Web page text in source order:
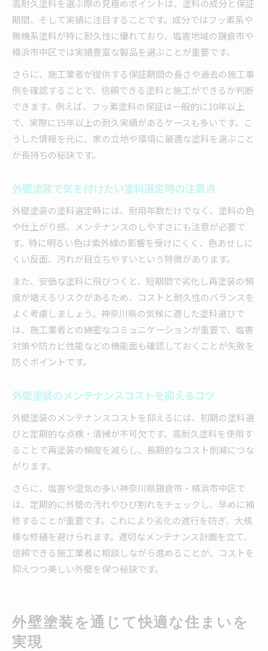
高耐久塗料を選ぶ際の見極めポイントは、塗料の成分と保証
期間、そして実績に注目することです。成分ではフッ素系や
無機系塗料が特に耐久性に優れており、塩害地域の鎌倉市や
横浜市中区では実績豊富な製品を選ぶことが重要です。
さらに、施工業者が提供する保証期間の長さや過去の施工事
例を確認することで、信頼できる塗料と施工ができるか判断
できます。例えば、フッ素塗料の保証は一般的に10年以上
で、実際に15年以上の耐久実績があるケースも多いです。こ
うした情報を元に、家の立地や環境に最適な塗料を選ぶこと
が長持ちの秘訣です。
外壁塗装で気を付けたい塗料選定時の注意点
外壁塗装の塗料選定時には、耐用年数だけでなく、塗料の色
や仕上がり感、メンテナンスのしやすさにも注意が必要で
す。特に明るい色は紫外線の影響を受けにくく、色あせしに
くい反面、汚れが目立ちやすいという特徴があります。
また、安価な塗料に飛びつくと、短期間で劣化し再塗装の頻
度が増えるリスクがあるため、コストと耐久性のバランスを
よく考慮しましょう。神奈川県の気候に適した塗料選びで
は、施工業者との綿密なコミュニケーションが重要で、塩害
対策や防カビ性能などの機能面も確認しておくことが失敗を
防ぐポイントです。
外壁塗装のメンテナンスコストを抑えるコツ
外壁塗装のメンテナンスコストを抑えるには、初期の塗料選
びと定期的な点検・清掃が不可欠です。高耐久塗料を使用す
ることで再塗装の頻度を減らし、長期的なコスト削減につな
がります。
さらに、塩害や湿気の多い神奈川県鎌倉市・横浜市中区で
は、定期的に外壁の汚れやひび割れをチェックし、早めに補
修することが重要です。これにより劣化の進行を防ぎ、大規
模な修繕を避けられます。適切なメンテナンス計画を立て、
信頼できる施工業者に相談しながら進めることが、コストを
抑えつつ美しい外壁を保つ秘訣です。
外壁塗装を通じて快適な住まいを
実現